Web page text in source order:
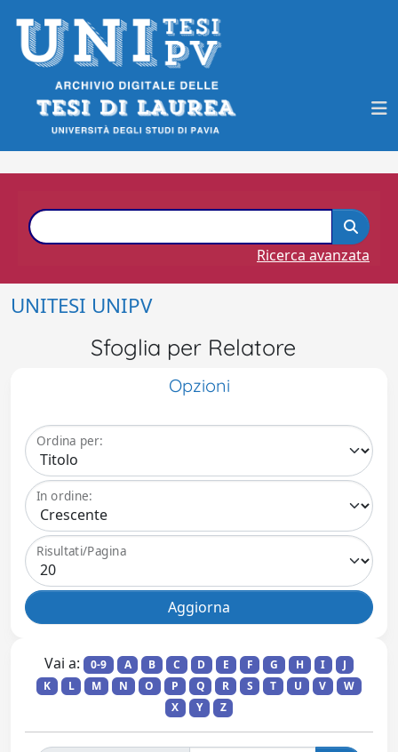
Ricerca avanzata
UNITESI UNIPV
Sfoglia per Relatore
Opzioni
Ordina per:
In ordine:
Risultati/Pagina
Vai a: 0-9 A B C D E F G H I
J
K
L M N O P Q R S T U V
W
X
Y Z